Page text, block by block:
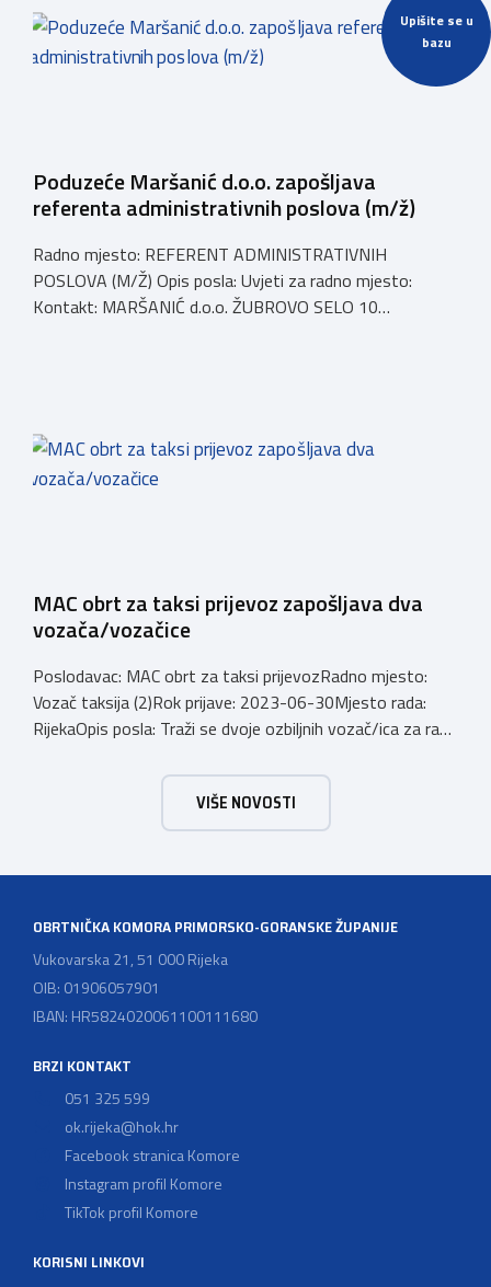
Upišite se u
bazu
Poduzeće Maršanić d.o.o. zapošljava
referenta administrativnih poslova (m/ž)
Radno mjesto: REFERENT ADMINISTRATIVNIH
POSLOVA (M/Ž) Opis posla: Uvjeti za radno mjesto:
Kontakt: MARŠANIĆ d.o.o. ŽUBROVO SELO 10
MAC obrt za taksi prijevoz zapošljava dva
vozača/vozačice
Poslodavac: MAC obrt za taksi prijevozRadno mjesto:
Vozač taksija (2)Rok prijave: 2023-06-30Mjesto rada:
RijekaOpis posla: Traži se dvoje ozbiljnih vozač/ica za rad
Cammeo aplikacije na području Rijeke i Opatije. Za sve
upite slobodno se obratite na mob. 0953858832
branimirsever@mac.comBroj
VIŠE NOVOSTI
OBRTNIČKA KOMORA PRIMORSKO-GORANSKE ŽUPANIJE
Vukovarska 21, 51 000 Rijeka
OIB: 01906057901
IBAN: HR5824020061100111680
BRZI KONTAKT
051 325 599
ok.rijeka@hok.hr
Facebook stranica Komore
Instagram profil Komore
TikTok profil Komore
KORISNI LINKOVI